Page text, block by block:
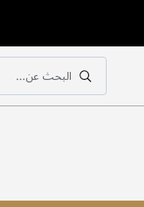
بحث
البحث عن...
بحث